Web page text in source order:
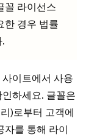
꼴 라이선스
한 경우 법률
이트에서 사용
하세요. 글꼴은
)로부터 고객에
자를 통해 라이